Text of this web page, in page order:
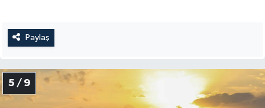
Paylaş
5 / 9 Malatya Müftülüğü